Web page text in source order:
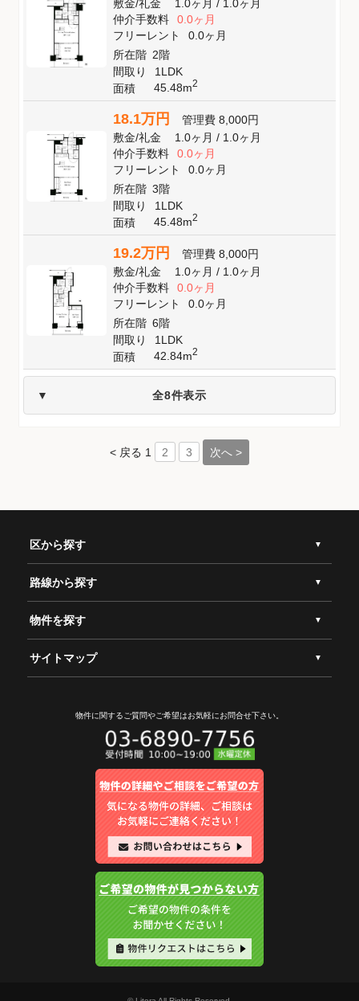
敷金/礼金 1.0ヶ月/ 1.0ヶ月
仲介手数料
0.0ヶ月
フリーレント
0.0ヶ月
所在階 2階
間取り
1LDK
面積
45.48m2
18.1万円 管理費 8,000円
敷金/礼金 1.0ヶ月/ 1.0ヶ月
仲介手数料
0.0ヶ月
フリーレント
0.0ヶ月
所在階 3階
間取り
1LDK
面積
45.48m2
19.2万円 管理費 8,000円
敷金/礼金 1.0ヶ月/ 1.0ヶ月
仲介手数料
0.0ヶ月
フリーレント
0.0ヶ月
所在階 6階
間取り
1LDK
面積
42.84m2
全8件表示
< 戻る 1 2 3 次へ >
区から探す
路線から探す
物件を探す
サイトマップ
物件に関するご質問やご希望はお気軽にお問合せ下さい。